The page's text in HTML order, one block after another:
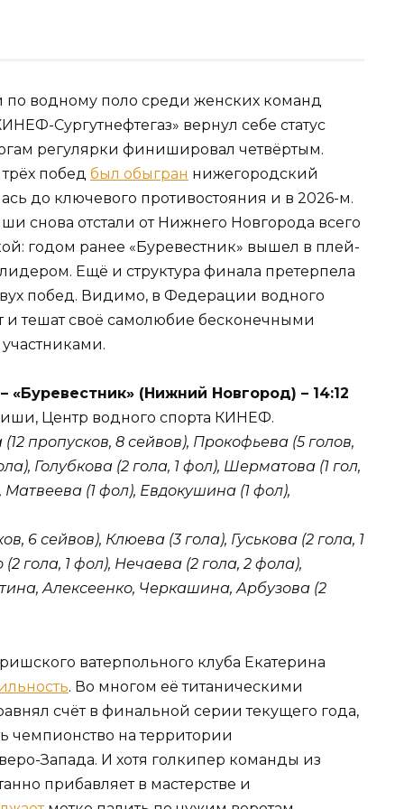
по водному поло среди женских команд
Сургутнефтегаз» вернул себе статус
регулярки финишировал четвёртым.
побед был обыгран нижегородский
до ключевого противостояния и в 2026-м.
снова отстали от Нижнего Новгорода всего
годом ранее «Буревестник» вышел в плей-
Ещё и структура финала претерпела
побед. Видимо, в Федерации водного
и тешат своё самолюбие бесконечными
(Нижний Новгород) – 14:12
Центр водного спорта КИНЕФ.
пропусков, 8 сейвов), Прокофьева (5 голов,
Голубкова (2 гола, 1 фол), Шерматова (1 гол,
(1 фол), Евдокушина (1 фол),
6 сейвов), Клюева (3 гола), Гуськова (2 гола, 1
гола, 1 фол), Нечаева (2 гола, 2 фола),
Алексеенко, Черкашина, Арбузова (2
ватерпольного клуба Екатерина
. Во многом её титаническими
счёт в финальной серии текущего года,
чемпионство на территории
Запада. И хотя голкипер команды из
прибавляет в мастерстве и